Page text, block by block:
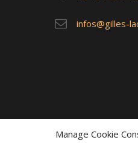
Manage Cookie
infos@gilles-